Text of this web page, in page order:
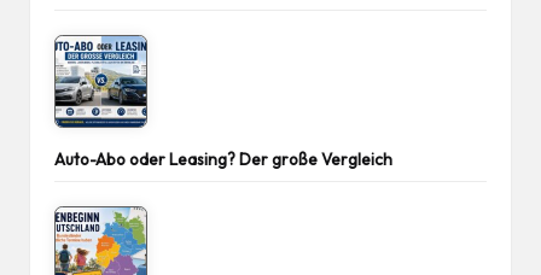
Auto-Abo oder Leasing? Der große Vergleich